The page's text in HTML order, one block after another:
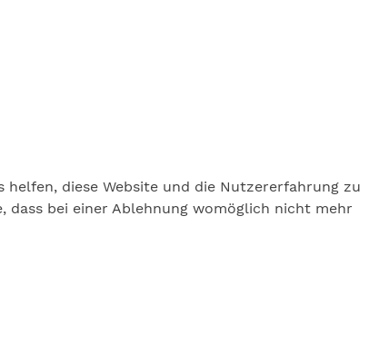
diese Website und die Nutzererfahrung zu
dass bei einer Ablehnung womöglich nicht mehr